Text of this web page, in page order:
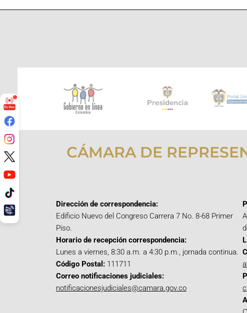
CÁMARA DE
Dirección de correspondencia:
Edificio Nuevo del Congreso Carrera 7 No. 8-68 Primer
Piso.
Horario de recepción correspondencia:
Lunes a viernes, 8:30 a.m. a 4:30 p.m., jornada continua.
Código Postal: 111711
Correo notificaciones judiciales:
notificacionesjudiciales@camara.gov.co